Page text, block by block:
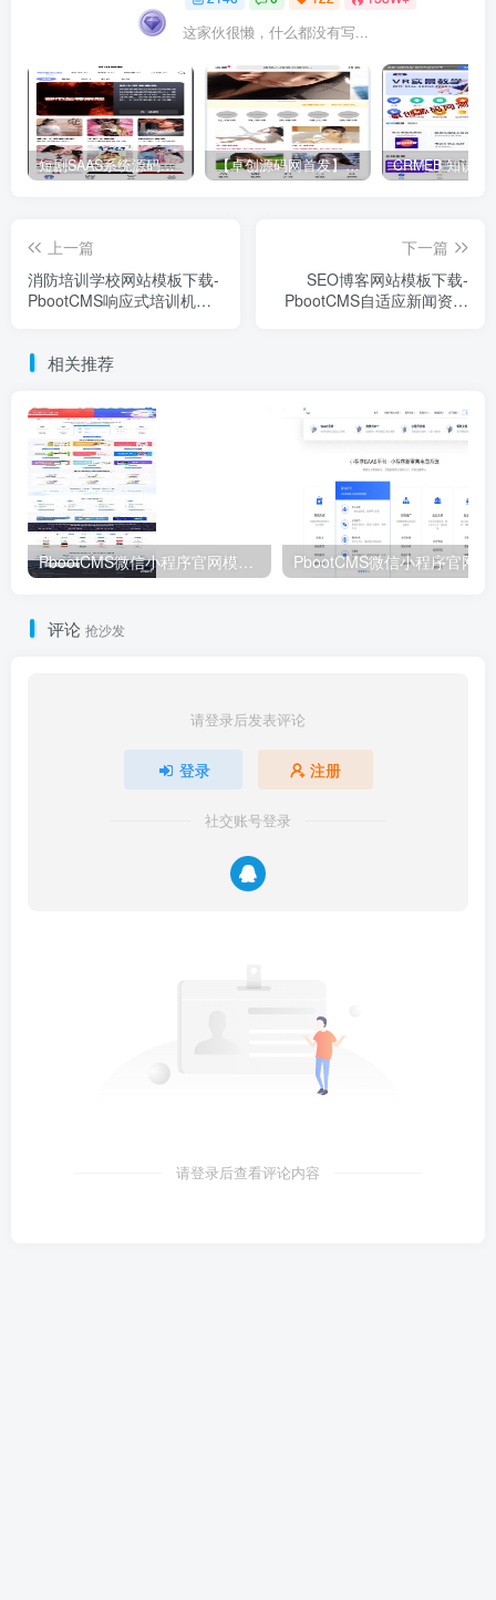
这家伙很懒，什么都没有写...
短剧SAAS系统源码｜多端分销+云存储+多租户架构 【卓创源码网首发】全开源视频打赏系统源码｜双模板+代理分站+易支付对接｜API全面修复｜站长盈利利器！​
上一篇
消防培训学校网站模板下载-
PbootCMS响应式培训机构
下一篇
SEO博客网站模板下载-
PbootCMS自适应新闻资讯
相关推荐
评论 抢沙发
请登录后发表评论
登录 注册
社交账号登录
请登录后查看评论内容